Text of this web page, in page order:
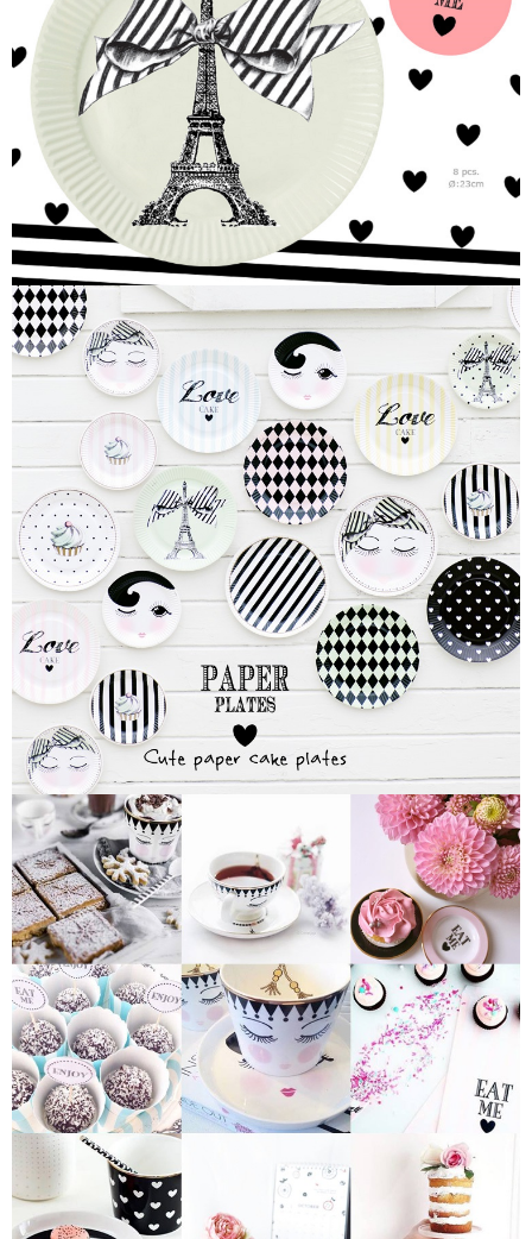
付款後7-11取貨
每筆NT$85，滿NT$999(含以上)免運費
每筆NT$85，滿NT$999(含以上)免運費